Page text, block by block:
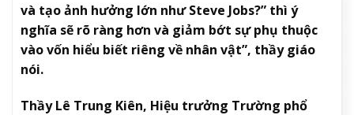
và tạo ảnh hưởng lớn như Steve Jobs?” thì ý
nghĩa sẽ rõ ràng hơn và giảm bớt sự phụ thuộc
vào vốn hiểu biết riêng về nhân vật”, thầy giáo
nói.
Thầy Lê Trung Kiên, Hiệu trưởng Trường phổ